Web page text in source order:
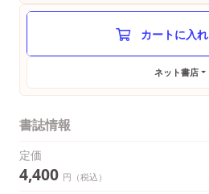
ネット書店
書誌情報
定価
4,400 円（税込）